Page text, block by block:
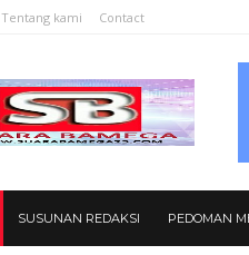
Tentang kami Contact
SUSUNAN REDAKSI PEDOMAN